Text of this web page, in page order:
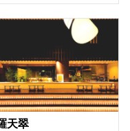
天翠